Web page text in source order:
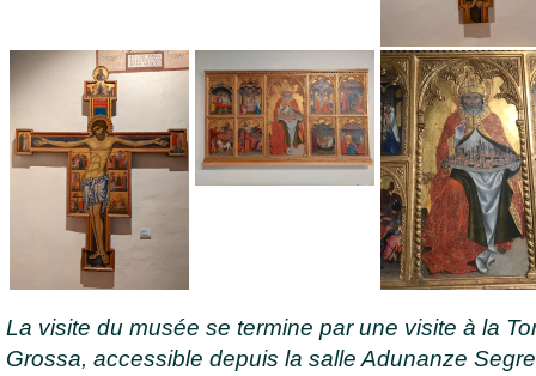
La visite du musée se termine par une visite à la
Grossa, accessible depuis la salle Adunanze